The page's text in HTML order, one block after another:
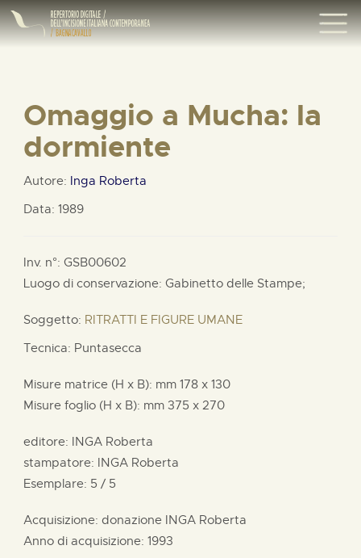
Omaggio a Mucha: la
dormiente
Autore: Inga Roberta
Data: 1989
Inv. n°: GSB00602
Luogo di conservazione: Gabinetto delle Stampe;
Soggetto: RITRATTI E FIGURE UMANE
Tecnica: Puntasecca
Misure matrice (H x B): mm 178 x 130
Misure foglio (H x B): mm 375 x 270
editore: INGA Roberta
stampatore: INGA Roberta
Esemplare: 5 / 5
Acquisizione: donazione INGA Roberta
Anno di acquisizione: 1993